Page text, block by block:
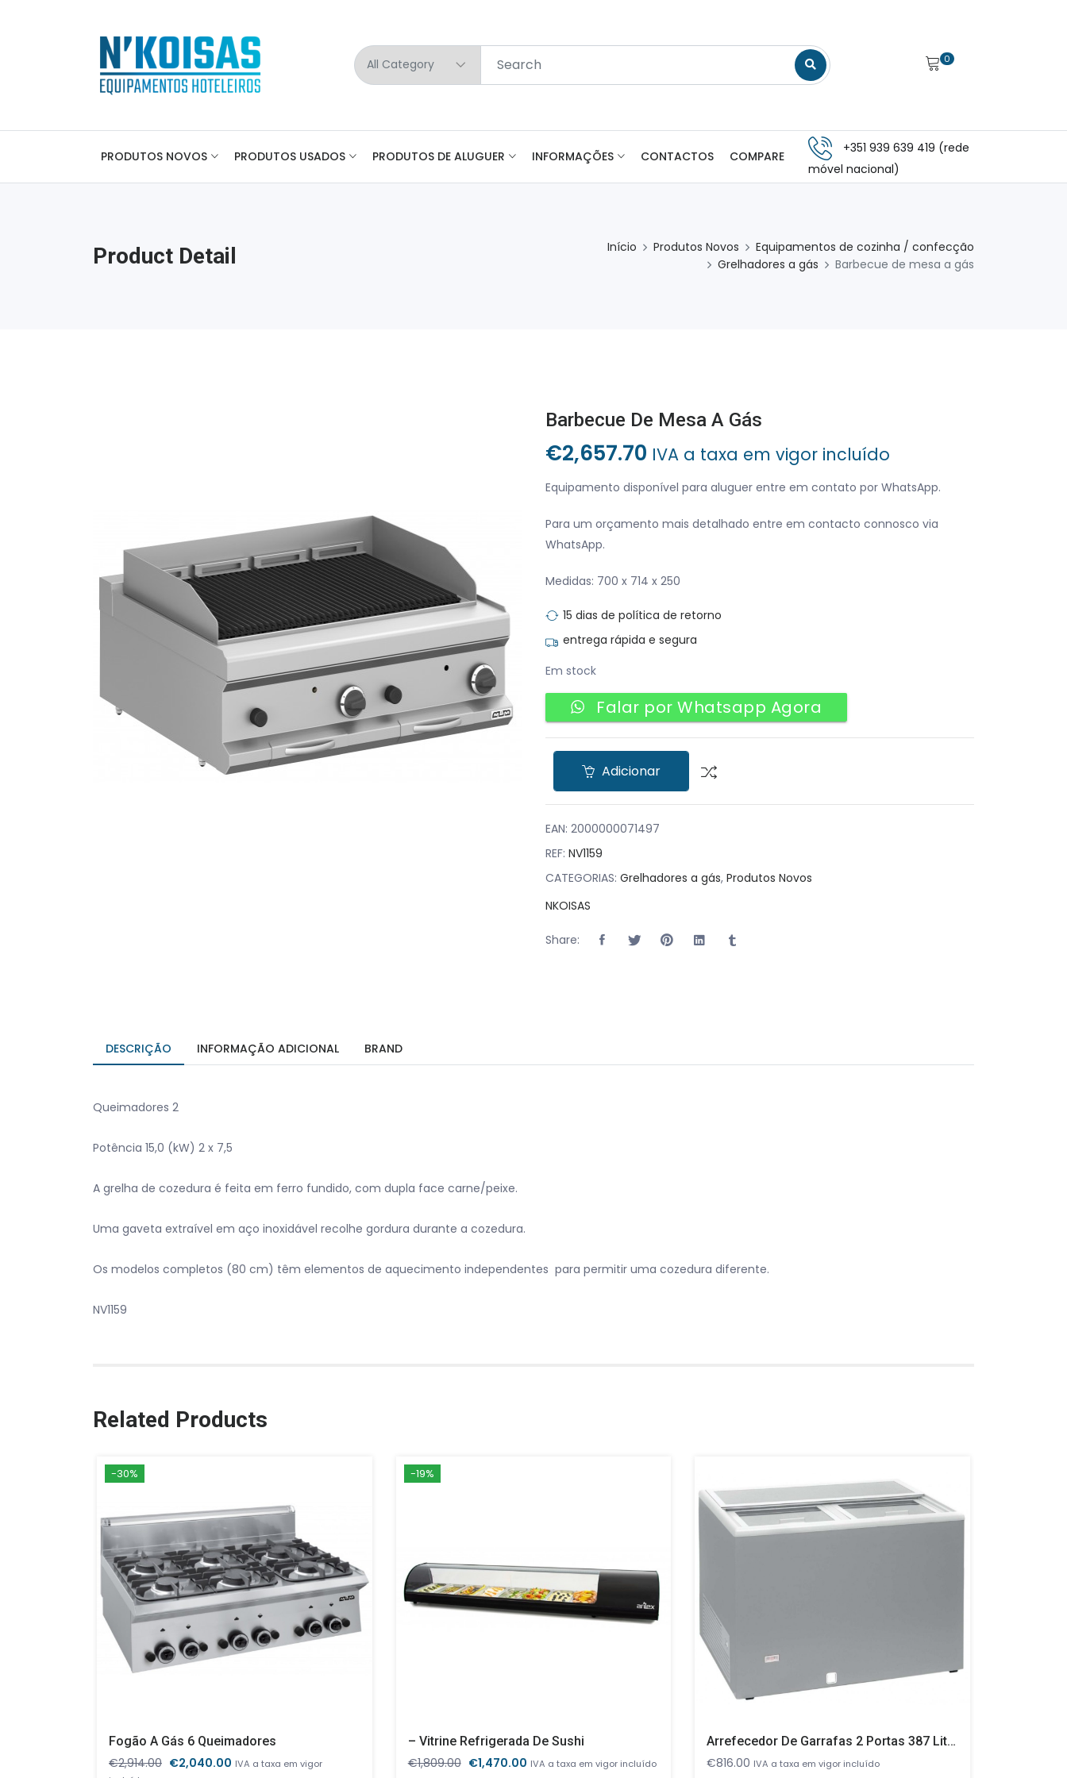
0
PRODUTOS NOVOS PRODUTOS USADOS PRODUTOS DE ALUGUER INFORMAÇÕES CONTACTOS COMPARE
+351 939 639 419 (rede
móvel nacional)
Product Detail Início Produtos Novos
Equipamentos de cozinha / confecção
Grelhadores a gás
Barbecue de mesa a gás
Barbecue De Mesa A Gás
€2,657.70 IVA a taxa em vigor incluído
Equipamento disponível para aluguer entre em contato por WhatsApp.
Para um orçamento mais detalhado entre em contacto connosco via
WhatsApp.
Medidas: 700 x 714 x 250
15 dias de política de retorno
entrega rápida e segura
Em stock
Falar por Whatsapp Agora
Adicionar
EAN: 2000000071497
REF: NV1159
CATEGORIAS: Grelhadores a gás, Produtos Novos
NKOISAS
Share:
DESCRIÇÃO INFORMAÇÃO ADICIONAL BRAND
Queimadores 2
Potência 15,0 (kW) 2 x 7,5
A grelha de cozedura é feita em ferro fundido, com dupla face carne/peixe.
Uma gaveta extraível em aço inoxidável recolhe gordura durante a cozedura.
Os modelos completos (80 cm) têm elementos de aquecimento independentes para permitir uma cozedura diferente.
NV1159
Related Products
-30%
Fogão A Gás 6 Queimadores
€2,914.00 O
€2,040.00 O
IVA a taxa em vigor
-19%
– Vitrine Refrigerada De Sushi
€1,809.00 O
€1,470.00OIVA a taxa em vigor incluído
Arrefecedor De Garrafas 2 Portas 387 Litros
€816.00 IVA a taxa em vigor incluído